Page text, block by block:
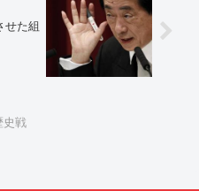
せた組
史戦